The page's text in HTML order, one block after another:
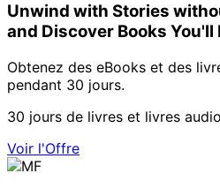
Unwind with Stories
and Discover Books You'll
Obtenez des eBooks et des
pendant 30 jours.
30 jours de livres et livres
Voir l'Offre